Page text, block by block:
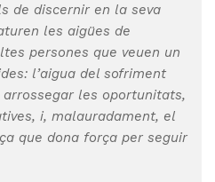
de discernir en la seva
les aigües de
persones que veuen un
l’aigua del sofriment
les oportunitats,
i, malauradament, el
que dona força per seguir